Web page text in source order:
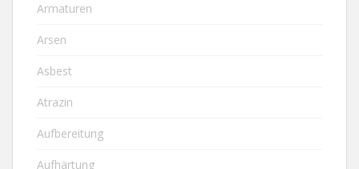
Armaturen
Arsen
Asbest
Atrazin
Aufbereitung
Aufhärtung